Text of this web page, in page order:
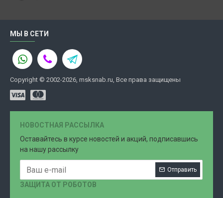
МЫ В СЕТИ
Copyright © 2002-2026, msksnab.ru, Все права защищены
НОВОСТНАЯ РАССЫЛКА
Оставайтесь в курсе новостей и акций, подписавшись
на нашу рассылку
Отправить
ЗАЩИТА ОТ РОБОТОВ